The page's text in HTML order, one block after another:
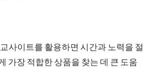
사이트를 활용하면 시간과 노력을 절
가장 적합한 상품을 찾는 데 큰 도움